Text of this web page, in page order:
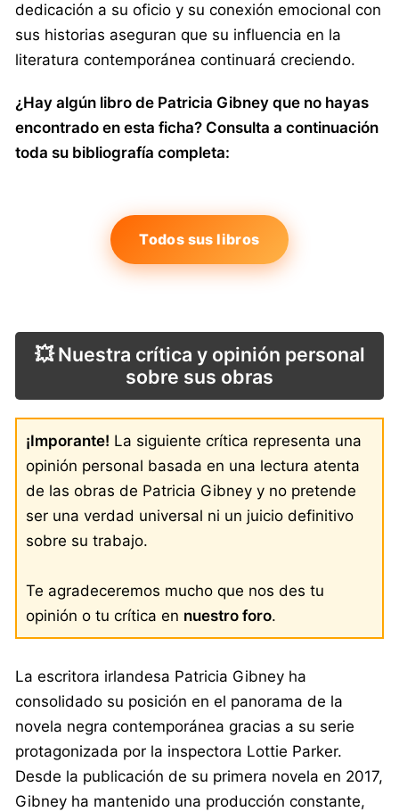
dedicación a su oficio y su conexión emocional con
sus historias aseguran que su influencia en la
literatura contemporánea continuará creciendo.
¿Hay algún libro de Patricia Gibney que no hayas
encontrado en esta ficha? Consulta a continuación
toda su bibliografía completa:
Todos sus libros
💥 Nuestra crítica y opinión personal
sobre sus obras
¡Imporante! La siguiente crítica representa una
opinión personal basada en una lectura atenta
de las obras de Patricia Gibney y no pretende
ser una verdad universal ni un juicio definitivo
sobre su trabajo.
Te agradeceremos mucho que nos des tu
opinión o tu crítica en nuestro foro.
La escritora irlandesa Patricia Gibney ha
consolidado su posición en el panorama de la
novela negra contemporánea gracias a su serie
protagonizada por la inspectora Lottie Parker.
Desde la publicación de su primera novela en 2017,
Gibney ha mantenido una producción constante,